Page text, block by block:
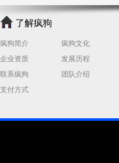
网络营销 因素 网络
网站流量
百度优化 网站收录
网站seo 专业
了解疯狗
疯狗简介
疯狗文化
企业资质
发展历程
联系疯狗
团队介绍
支付方式